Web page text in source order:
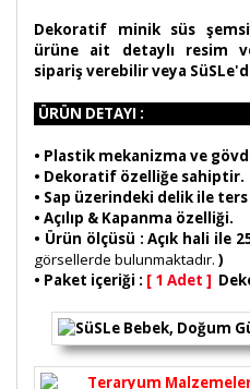
Dekoratif minik süs
ürüne ait detaylı resim
sipariş verebilir veya
ÜRÜN DETAYI :
• Plastik mekanizma ve
• Dekoratif özelliğe sahiptir.
• Sap üzerindeki delik ile
• Açılıp & Kapanma özelliği.
• Ürün ölçüsü : Açık hali ile
görsellerde bulunmaktadır. )
• Paket içeriği : [ 1 Adet ]